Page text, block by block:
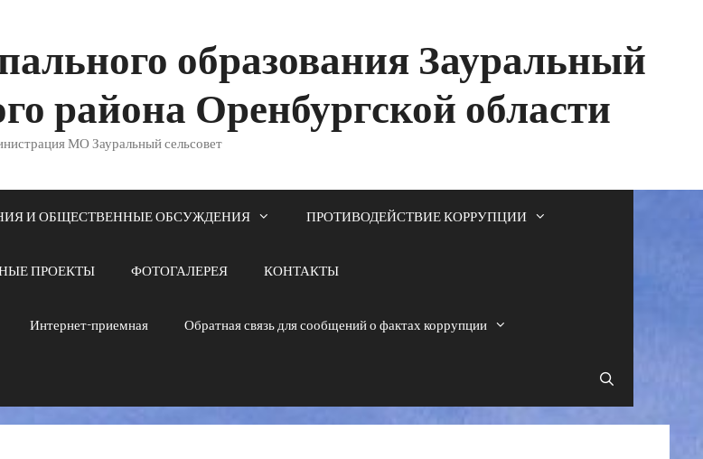
образования Зауральный
района Оренбургской области
МО Зауральный сельсовет
И ОБЩЕСТВЕННЫЕ ОБСУЖДЕНИЯ ПРОТИВОДЕЙСТВИЕ КОРРУПЦИИ
ПРОЕКТЫ ФОТОГАЛЕРЕЯ КОНТАКТЫ
Интернет-приемная Обратная связь для сообщений о фактах коррупции